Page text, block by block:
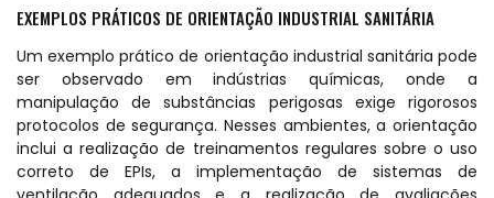
EXEMPLOS PRÁTICOS DE ORIENTAÇÃO INDUSTRIAL SANITÁRIA
Um exemplo prático de orientação industrial sanitária pode
ser observado em indústrias químicas, onde a
manipulação de substâncias perigosas exige rigorosos
protocolos de segurança. Nesses ambientes, a orientação
inclui a realização de treinamentos regulares sobre o uso
correto de EPIs, a implementação de sistemas de